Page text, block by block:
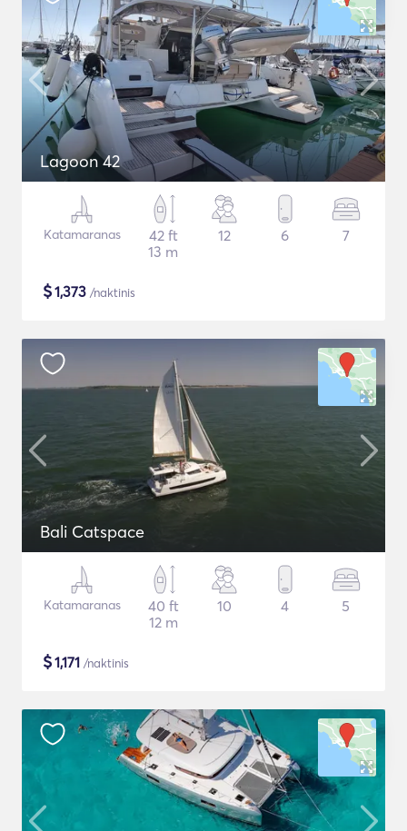
Lagoon 42
Katamaranas
42 ft
13 m
12 6 7
$1,373 /naktinis
Bali Catspace
Katamaranas
40 ft
12 m
10 4 5
$1,171 /naktinis